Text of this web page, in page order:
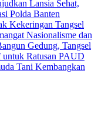
Lansia Sehat,
Polda Banten
Kekeringan Tangsel
Nasionalisme dan
Gedung, Tangsel
Ratusan PAUD
Tani Kembangkan